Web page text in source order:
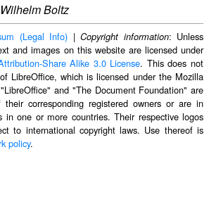
Wilhelm Boltz
(Legal Info) |Copyright information: Unless
and images on this website are licensed under
Share Alike 3.0 License. This does not
LibreOffice, which is licensed under the Mozilla
and "The Document Foundation" are
their corresponding registered owners or are in
in one or more countries. Their respective logos
to international copyright laws. Use thereof is
policy.